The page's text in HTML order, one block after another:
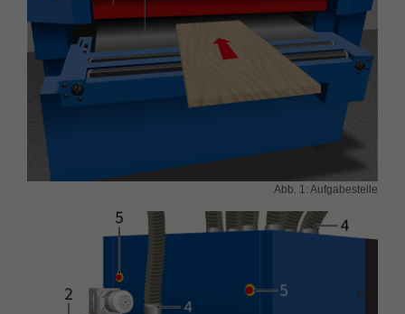
Abb. 1: Aufgabestelle
fe_typo_user
Anbieter TYPO3
Laufzeit
Zweck
Dieses Cookie ist ein Standard-Session-
Cookie von TYPO3. Es speichert im Falle
eines Benutzer-Logins die Session ID
mithilfe derer der eingeloggte User
wiedererkannt wird, um ihm Zugang zu
geschützten Bereichen zu gewähren.
Name PHPSESSID
Cookie-Informationen
Statistik und Performance